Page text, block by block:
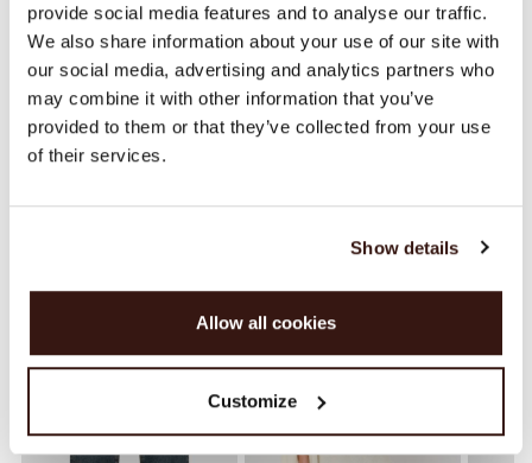
provide social media features and to analyse our traffic.
We also share information about your use of our site with
our social media, advertising and analytics partners who
may combine it with other information that you’ve
provided to them or that they’ve collected from your use
of their services.
Show details
Allow all cookies
Customize
PFLEGEHINWEISE
VERSAND & RÜCKGABE